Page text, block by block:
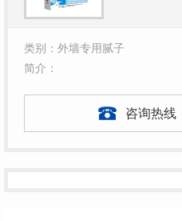
类别：外墙专用腻子
简介：
咨询热线